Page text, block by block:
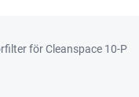
för Cleanspace 10-P